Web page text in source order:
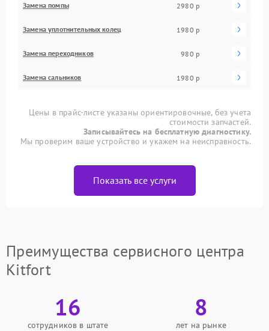
Замена помпы 2980 р
Замена уплотнительных колец 1980 р
Замена переходников 980 р
Замена сальников 1980 р
Цены в прайс-листе указаны ориентировочные, без учета
стоимости запчастей.
Записывайтесь на бесплатную диагностику.
Мы проверим ваше устройство и укажем на неисправность.
Показать все услуги
Преимущества сервисного центра
Kitfort
16
сотрудников в штате
8
лет на рынке